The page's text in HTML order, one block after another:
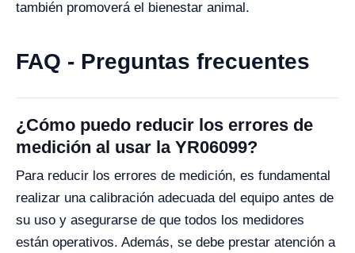
también promoverá el bienestar animal.
FAQ - Preguntas frecuentes
¿Cómo puedo reducir los errores de
medición al usar la YR06099?
Para reducir los errores de medición, es fundamental
realizar una calibración adecuada del equipo antes de
su uso y asegurarse de que todos los medidores
están operativos. Además, se debe prestar atención a